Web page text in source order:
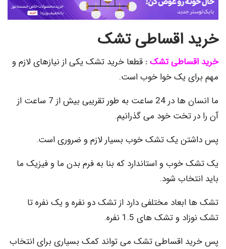
اقساطی تشک
تشک:قطعا خرید تشک یکی از نیازهای لازم و
یک خوا خوب است.
ما انسان ها در 24 ساعت به طور تقریبی بیش از 7 ساعت از
تخت خود می گذرانیم.
یک تشک خوب بسیار لازم و ضروری است.
و استاندارد که بنا به فرم بدن ما و فیزیک ما
شود.
مختلفی دارد از تشک دو نفره و یک نفره تا
و تشک های 1.5 نفره.
اقساطی تشک می تواند کمک بسیاری برای انتخاب